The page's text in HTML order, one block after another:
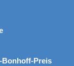
Bonhoff-Preis